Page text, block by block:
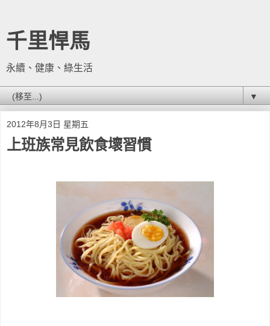
千里悍馬
永續、健康、綠生活
▼
2012年8月3日 星期五
上班族常見飲食壞習慣